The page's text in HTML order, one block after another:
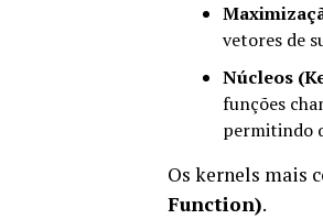
vetores de
Núcleos
funções
permitindo
Os kernels mais
Function).